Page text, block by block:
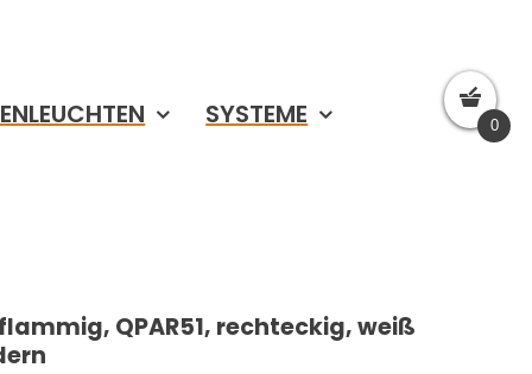
SYSTEME
QPAR51, rechteckig, weiß
0